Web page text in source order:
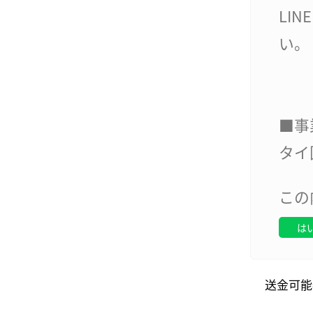
い。
■事
タ
こ
は
送金可